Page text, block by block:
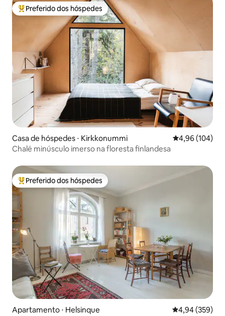
Entre os melhores preferidos dos hóspedes
Preferido dos hóspedes
Casa de hóspedes ⋅ Kirkkonummi 4,96 de uma
4,96 (104)
Chalé minúsculo imerso na floresta finlandesa
Entre os melhores preferidos dos hóspedes
Preferido dos hóspedes
Apartamento ⋅ Helsinque 4,94 de uma
4,94 (359)